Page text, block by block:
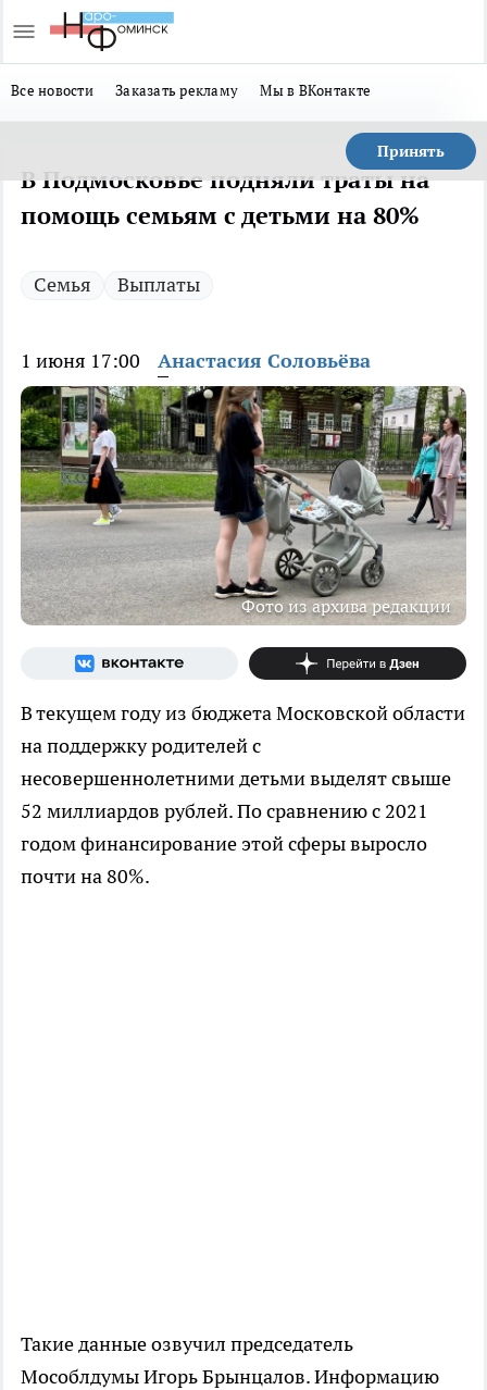
Все новости Заказать рекламу Мы в ВКонтакте
Принять
В Подмосковье подняли траты на
помощь семьям с детьми на 80%
Семья Выплаты
1 июня 17:00 Анастасия Соловьёва
Фото из архива редакции
В текущем году из бюджета Московской области
на поддержку родителей с
несовершеннолетними детьми выделят свыше
52 миллиардов рублей. По сравнению с 2021
годом финансирование этой сферы выросло
почти на 80%.
Такие данные озвучил председатель
Мособлдумы Игорь Брынцалов. Информацию